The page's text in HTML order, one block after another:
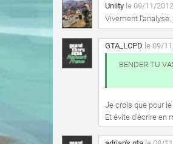
Uniity le 09/11/
Vivement
GTA_LCPD le 09/
BENDER TU
Je crois que pour
Et évite d'écrire en